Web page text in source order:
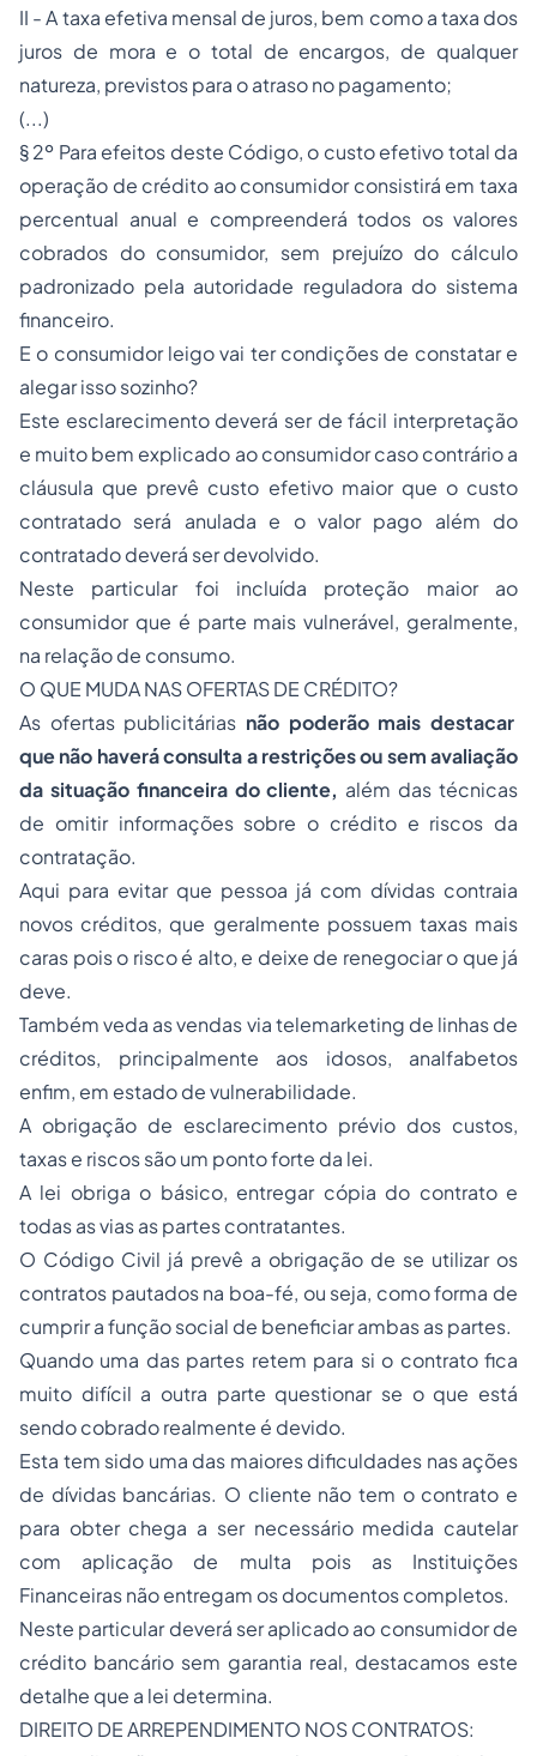
II - A taxa efetiva mensal de juros, bem como a taxa dos
juros de mora e o total de encargos, de qualquer
natureza, previstos para o atraso no pagamento;
(...)
§ 2º Para efeitos deste Código, o custo efetivo total da
operação de crédito ao consumidor consistirá em taxa
percentual anual e compreenderá todos os valores
cobrados do consumidor, sem prejuízo do cálculo
padronizado pela autoridade reguladora do sistema
financeiro.
E o consumidor leigo vai ter condições de constatar e
alegar isso sozinho?
Este esclarecimento deverá ser de fácil interpretação
e muito bem explicado ao consumidor caso contrário a
cláusula que prevê custo efetivo maior que o custo
contratado será anulada e o valor pago além do
contratado deverá ser devolvido.
Neste particular foi incluída proteção maior ao
consumidor que é parte mais vulnerável, geralmente,
na relação de consumo.
O QUE MUDA NAS OFERTAS DE CRÉDITO?
As ofertas publicitárias não poderão mais destacar
que não haverá consulta a restrições ou sem avaliação
da situação financeira do cliente, além das técnicas
de omitir informações sobre o crédito e riscos da
contratação.
Aqui para evitar que pessoa já com dívidas contraia
novos créditos, que geralmente possuem taxas mais
caras pois o risco é alto, e deixe de renegociar o que já
deve.
Também veda as vendas via telemarketing de linhas de
créditos, principalmente aos idosos, analfabetos
enfim, em estado de vulnerabilidade.
A obrigação de esclarecimento prévio dos custos,
taxas e riscos são um ponto forte da lei.
A lei obriga o básico, entregar cópia do contrato e
todas as vias as partes contratantes.
O Código Civil já prevê a obrigação de se utilizar os
contratos pautados na boa-fé, ou seja, como forma de
cumprir a função social de beneficiar ambas as partes.
Quando uma das partes retem para si o contrato fica
muito difícil a outra parte questionar se o que está
sendo cobrado realmente é devido.
Esta tem sido uma das maiores dificuldades nas ações
de dívidas bancárias. O cliente não tem o contrato e
para obter chega a ser necessário medida cautelar
com aplicação de multa pois as Instituições
Financeiras não entregam os documentos completos.
Neste particular deverá ser aplicado ao consumidor de
crédito bancário sem garantia real, destacamos este
detalhe que a lei determina.
DIREITO DE ARREPENDIMENTO NOS CONTRATOS: